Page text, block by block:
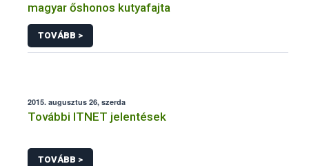
magyar őshonos kutyafajta
TOVÁBB >
2015. augusztus 26, szerda
További ITNET jelentések
TOVÁBB >